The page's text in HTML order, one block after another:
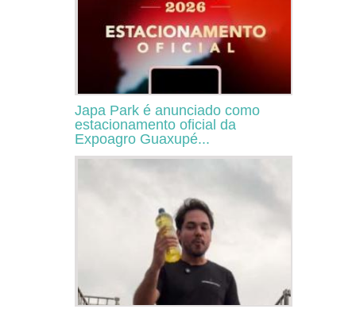
Japa Park é anunciado como
estacionamento oficial da
Expoagro Guaxupé...